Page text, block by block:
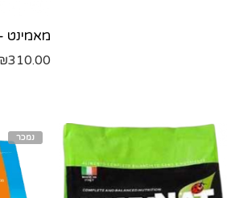
310.00
נמכר